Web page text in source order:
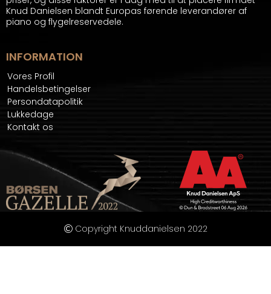
Knud Danielsen blandt Europas førende leverandører af
piano og flygelreservedele.
INFORMATION
Vores Profil
Handelsbetingelser
Persondatapolitik
Lukkedage
Kontakt os
Copyright Knuddanielsen 2022